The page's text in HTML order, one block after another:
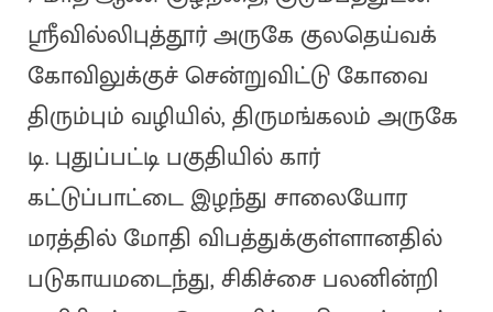
ஶ்ரீவில்லிபுத்தூர் அருகே குலதெய்வக்
கோவிலுக்குச் சென்றுவிட்டு கோவை
திரும்பும் வழியில், திருமங்கலம் அருகே
டி. புதுப்பட்டி பகுதியில் கார்
கட்டுப்பாட்டை இழந்து சாலையோர
மரத்தில் மோதி விபத்துக்குள்ளானதில்
படுகாயமடைந்து, சிகிச்சை பலனின்றி